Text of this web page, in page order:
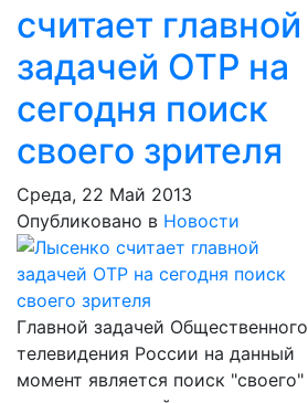
считает главной
задачей ОТР на
сегодня поиск
своего зрителя
Среда, 22 Май 2013
Опубликовано в Новости
Главной задачей Общественного
телевидения России на данный
момент является поиск "своего"